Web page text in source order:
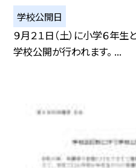
学校公開日
９月２１日（土）に小学６年
学校公開が行われます。 ...